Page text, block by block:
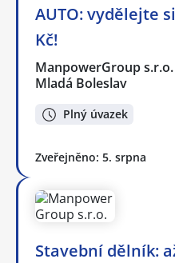
AUTO: vydělejte
Kč!
ManpowerGroup s.r.o.
Mladá Boleslav
Plný úvazek
Zveřejněno: 5. srpna
Stavební dělník: